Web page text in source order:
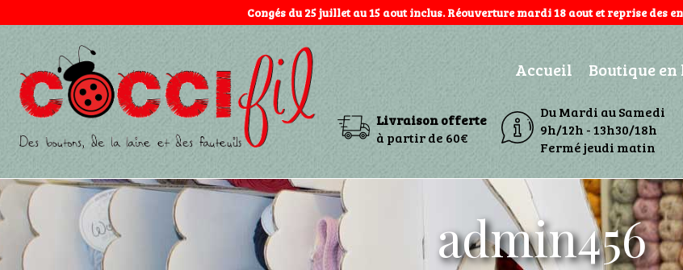
Congés du 25 juillet au 15 aout inclus. Réouverture mardi 18 aout et reprise des
Accueil Boutique
Livraison offerte
à partir de 60€
Du Mardi au Samedi
9h/12h - 13h30/18h
Fermé jeudi matin
admin456